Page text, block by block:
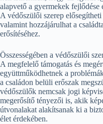
alapvető a gyermekek fejlődése
A védőszülői szerep
valamint hozzájárulhat a
erősítéséhez.
Összességében a védőszülői
A megfelelő támogatás és
együttműködhetnek a
a családon belüli erőszak
védőszülők nemcsak jogi
megerősítő tényezői is, akik
útvonalakat alakítsanak ki a
élet érdekében.